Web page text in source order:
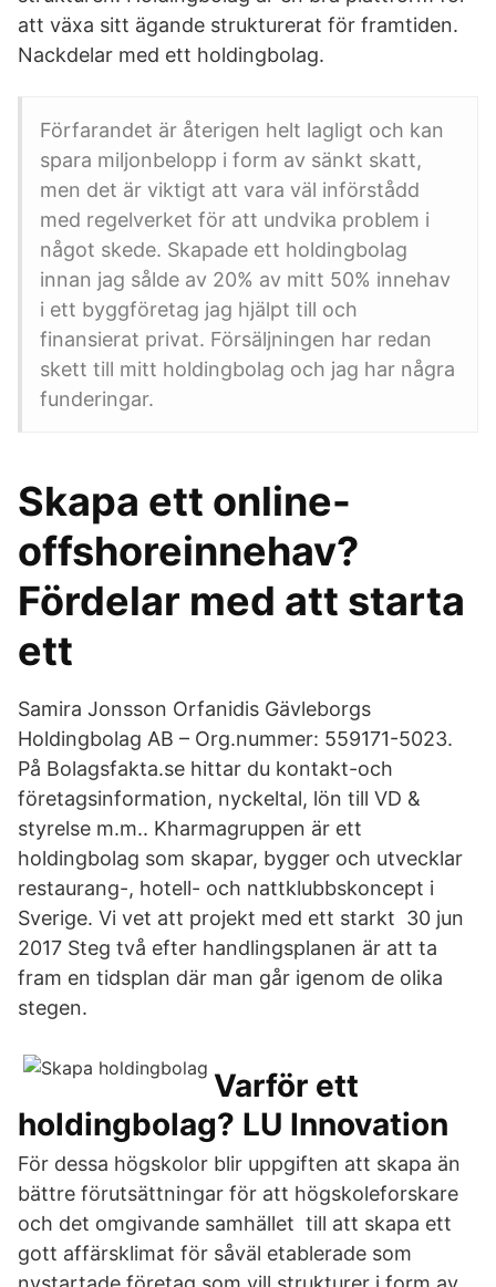
att växa sitt ägande strukturerat för framtiden.
Nackdelar med ett holdingbolag.
Förfarandet är återigen helt lagligt och kan
spara miljonbelopp i form av sänkt skatt,
men det är viktigt att vara väl införstådd
med regelverket för att undvika problem i
något skede. Skapade ett holdingbolag
innan jag sålde av 20% av mitt 50% innehav
i ett byggföretag jag hjälpt till och
finansierat privat. Försäljningen har redan
skett till mitt holdingbolag och jag har några
funderingar.
Skapa ett online-
offshoreinnehav?
Fördelar med att starta
ett
Samira Jonsson Orfanidis Gävleborgs
Holdingbolag AB – Org.nummer: 559171-5023.
På Bolagsfakta.se hittar du kontakt-och
företagsinformation, nyckeltal, lön till VD &
styrelse m.m.. Kharmagruppen är ett
holdingbolag som skapar, bygger och utvecklar
restaurang-, hotell- och nattklubbskoncept i
Sverige. Vi vet att projekt med ett starkt 30 jun
2017 Steg två efter handlingsplanen är att ta
fram en tidsplan där man går igenom de olika
stegen.
Varför ett
holdingbolag? LU Innovation
För dessa högskolor blir uppgiften att skapa än
bättre förutsättningar för att högskoleforskare
och det omgivande samhället till att skapa ett
gott affärsklimat för såväl etablerade som